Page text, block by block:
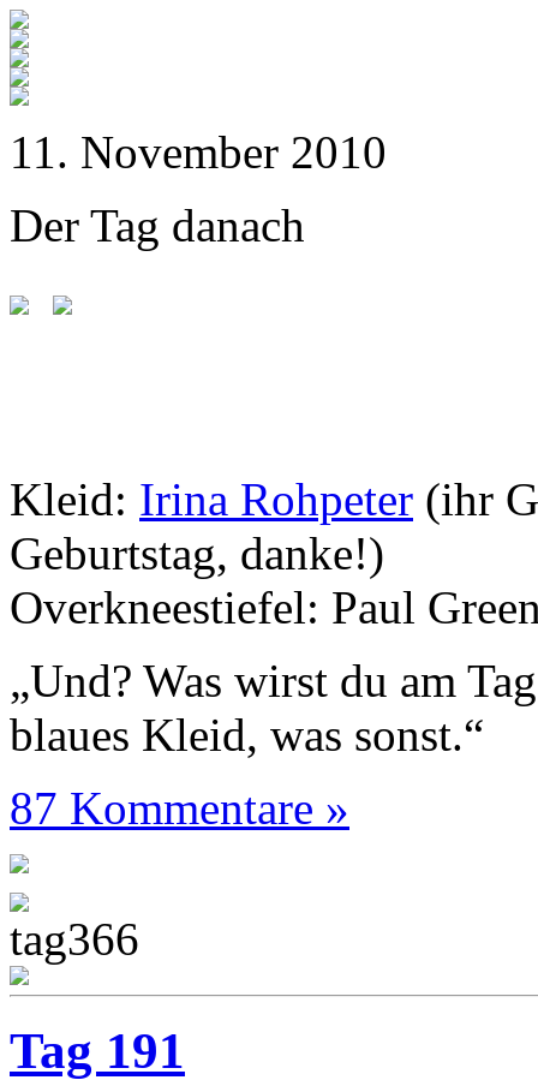
11. November 2010
Der Tag danach
Kleid: Irina Rohpeter (ihr
Geburtstag, danke!)
Overkneestiefel: Paul
„Und? Was wirst du am
blaues Kleid, was sonst.“
87 Kommentare »
Tag 191